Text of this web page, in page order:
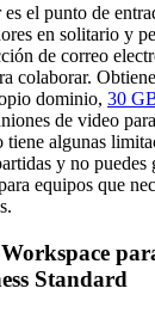
el punto de
en solitario y
de correo
colaborar.
dominio, 30
de video
algunas
y no
equipos que
Standard